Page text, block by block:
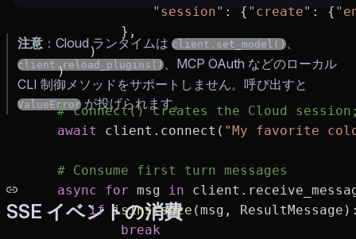
                "session"
: { "create" : {
            },
        )
    )
# connect() creates the Cloud
    await
client.connect( "My favorite
    # Consume first turn messages
    async
for msg in
        if
isinstance (msg,
            break
注意 ：Cloud ランタイムは client.set_model()、
client.reload_plugins()、MCP OAuth などのローカル
CLI 制御メソッドをサポートしません。呼び出すと
ValueError が投げられます。
SSE イベントの消費